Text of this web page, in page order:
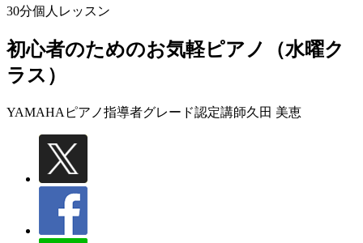
30分個人レッスン
初心者のためのお気軽ピアノ（水曜ク
ラス）
YAMAHAピアノ指導者グレード認定講師久田 美恵